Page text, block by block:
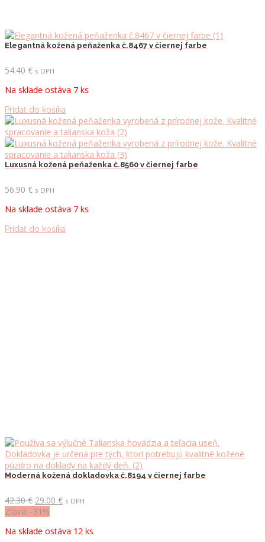
Elegantná kožená peňaženka č.8467 v čiernej farbe
54.40 € s DPH
Na sklade ostáva 7 ks
Pridať do košíka
Luxusná kožená peňaženka č.8560 v čiernej farbe
56.90 € s DPH
Na sklade ostáva 7 ks
Pridať do košíka
Moderná kožená dokladovka č.8194 v čiernej farbe
42.30€ Pôvodná
cena
42.30 €.
29.00 €Aktuálna
29.00 €.
s DPH
Zľava! -31%
Na sklade ostáva 12 ks